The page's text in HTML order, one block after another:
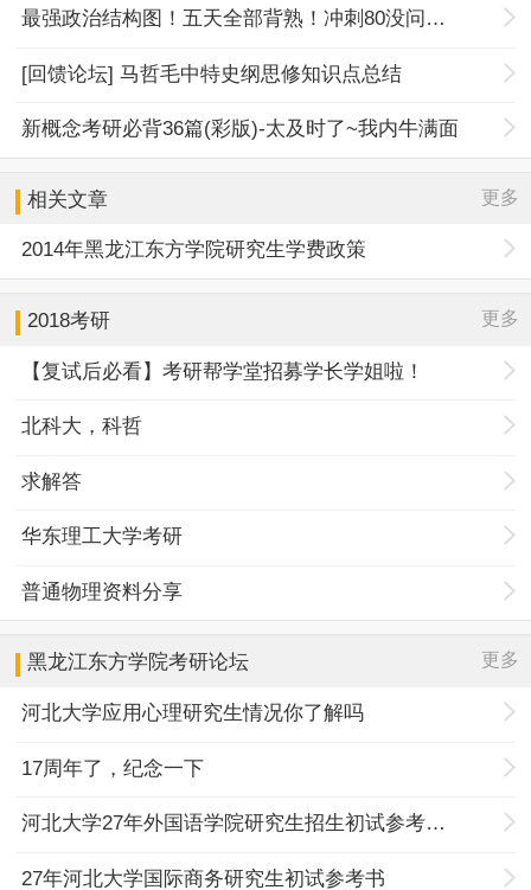
最强政治结构图！五天全部背熟！冲刺80没问题！
[回馈论坛] 马哲毛中特史纲思修知识点总结
新概念考研必背36篇(彩版)-太及时了~我内牛满面
相关文章 更多
2014年黑龙江东方学院研究生学费政策
2018考研 更多
【复试后必看】考研帮学堂招募学长学姐啦！
北科大，科哲
求解答
华东理工大学考研
普通物理资料分享
黑龙江东方学院考研论坛 更多
河北大学应用心理研究生情况你了解吗
17周年了，纪念一下
河北大学27年外国语学院研究生招生初试参考书目调整
27年河北大学国际商务研究生初试参考书